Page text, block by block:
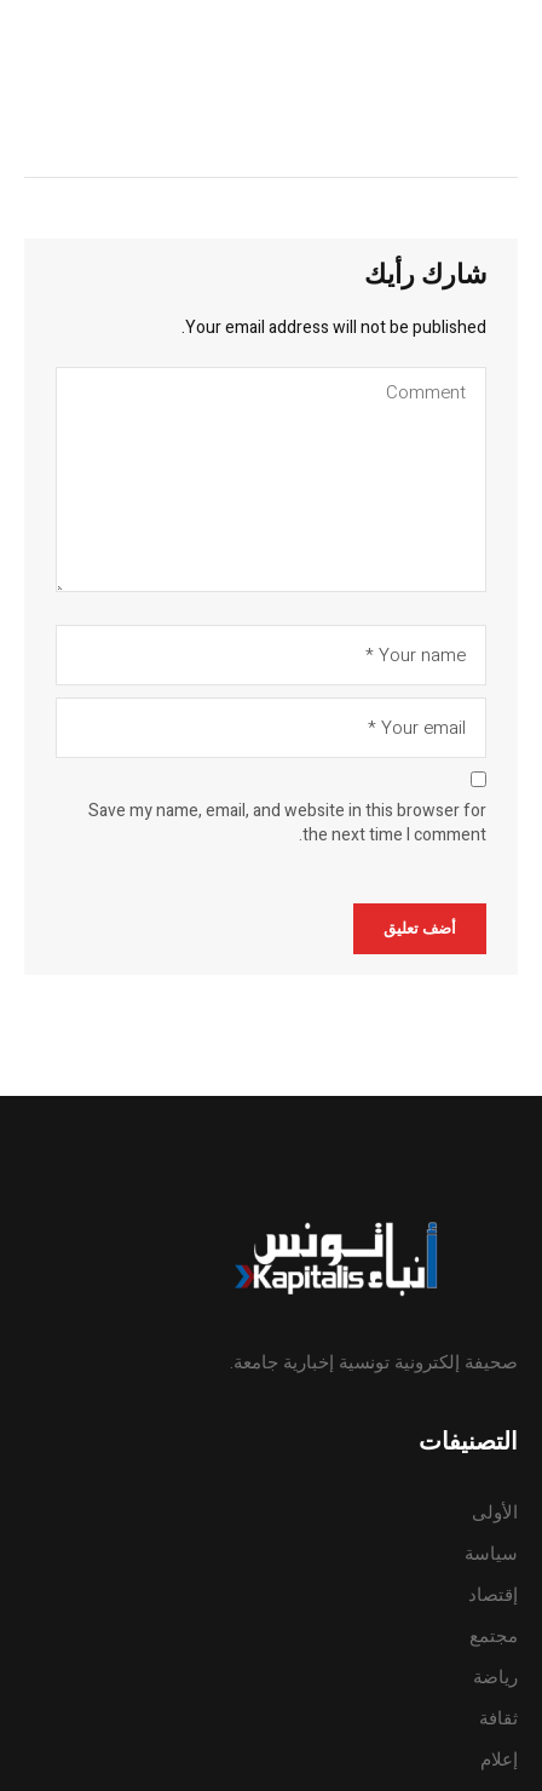
شارك رأيك
Your email address will not be published.
Save my name, email, and website in this browser for
the next time I comment.
صحيفة إلكترونية تونسية إخبارية جامعة.
التصنيفات
الأولى
سياسة
إقتصاد
مجتمع
رياضة
ثقافة
إعلام